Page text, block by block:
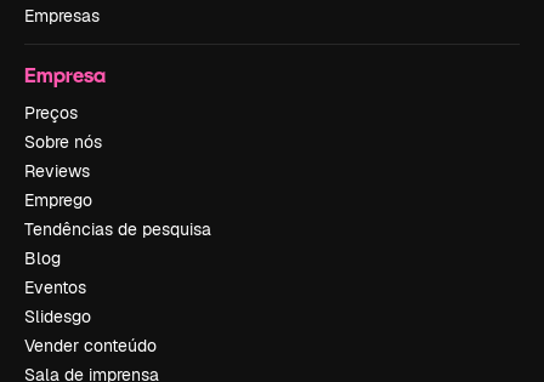
Empresas
Empresa
Preços
Sobre nós
Reviews
Emprego
Tendências de pesquisa
Blog
Eventos
Slidesgo
Vender conteúdo
Sala de imprensa